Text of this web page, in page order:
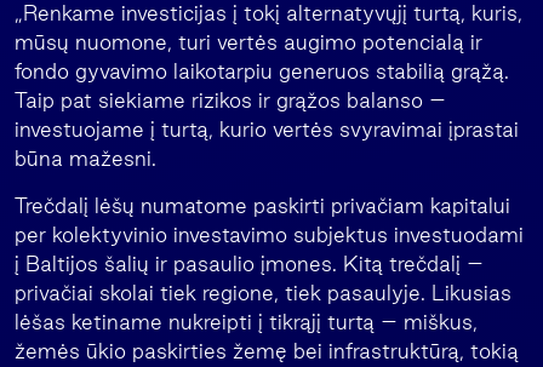
„Renkame investicijas į tokį alternatyvųjį turtą, kuris,
mūsų nuomone, turi vertės augimo potencialą ir
fondo gyvavimo laikotarpiu generuos stabilią grąžą.
Taip pat siekiame rizikos ir grąžos balanso –
investuojame į turtą, kurio vertės svyravimai įprastai
būna mažesni.
Trečdalį lėšų numatome paskirti privačiam kapitalui
per kolektyvinio investavimo subjektus investuodami
į Baltijos šalių ir pasaulio įmones. Kitą trečdalį –
privačiai skolai tiek regione, tiek pasaulyje. Likusias
lėšas ketiname nukreipti į tikrąjį turtą – miškus,
žemės ūkio paskirties žemę bei infrastruktūrą, tokią